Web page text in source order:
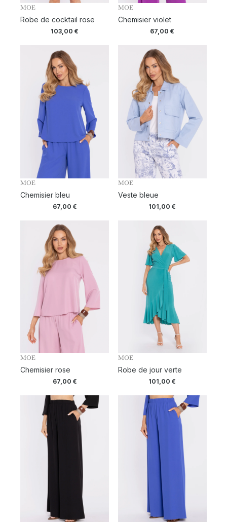
MOE
Robe de cocktail rose
103,00€
MOE
Chemisier violet
67,00€
MOE
Chemisier bleu
67,00 €
MOE
Veste bleue
101,00€
MOE
Chemisier rose
67,00 €
MOE
Robe de jour verte
101,00€